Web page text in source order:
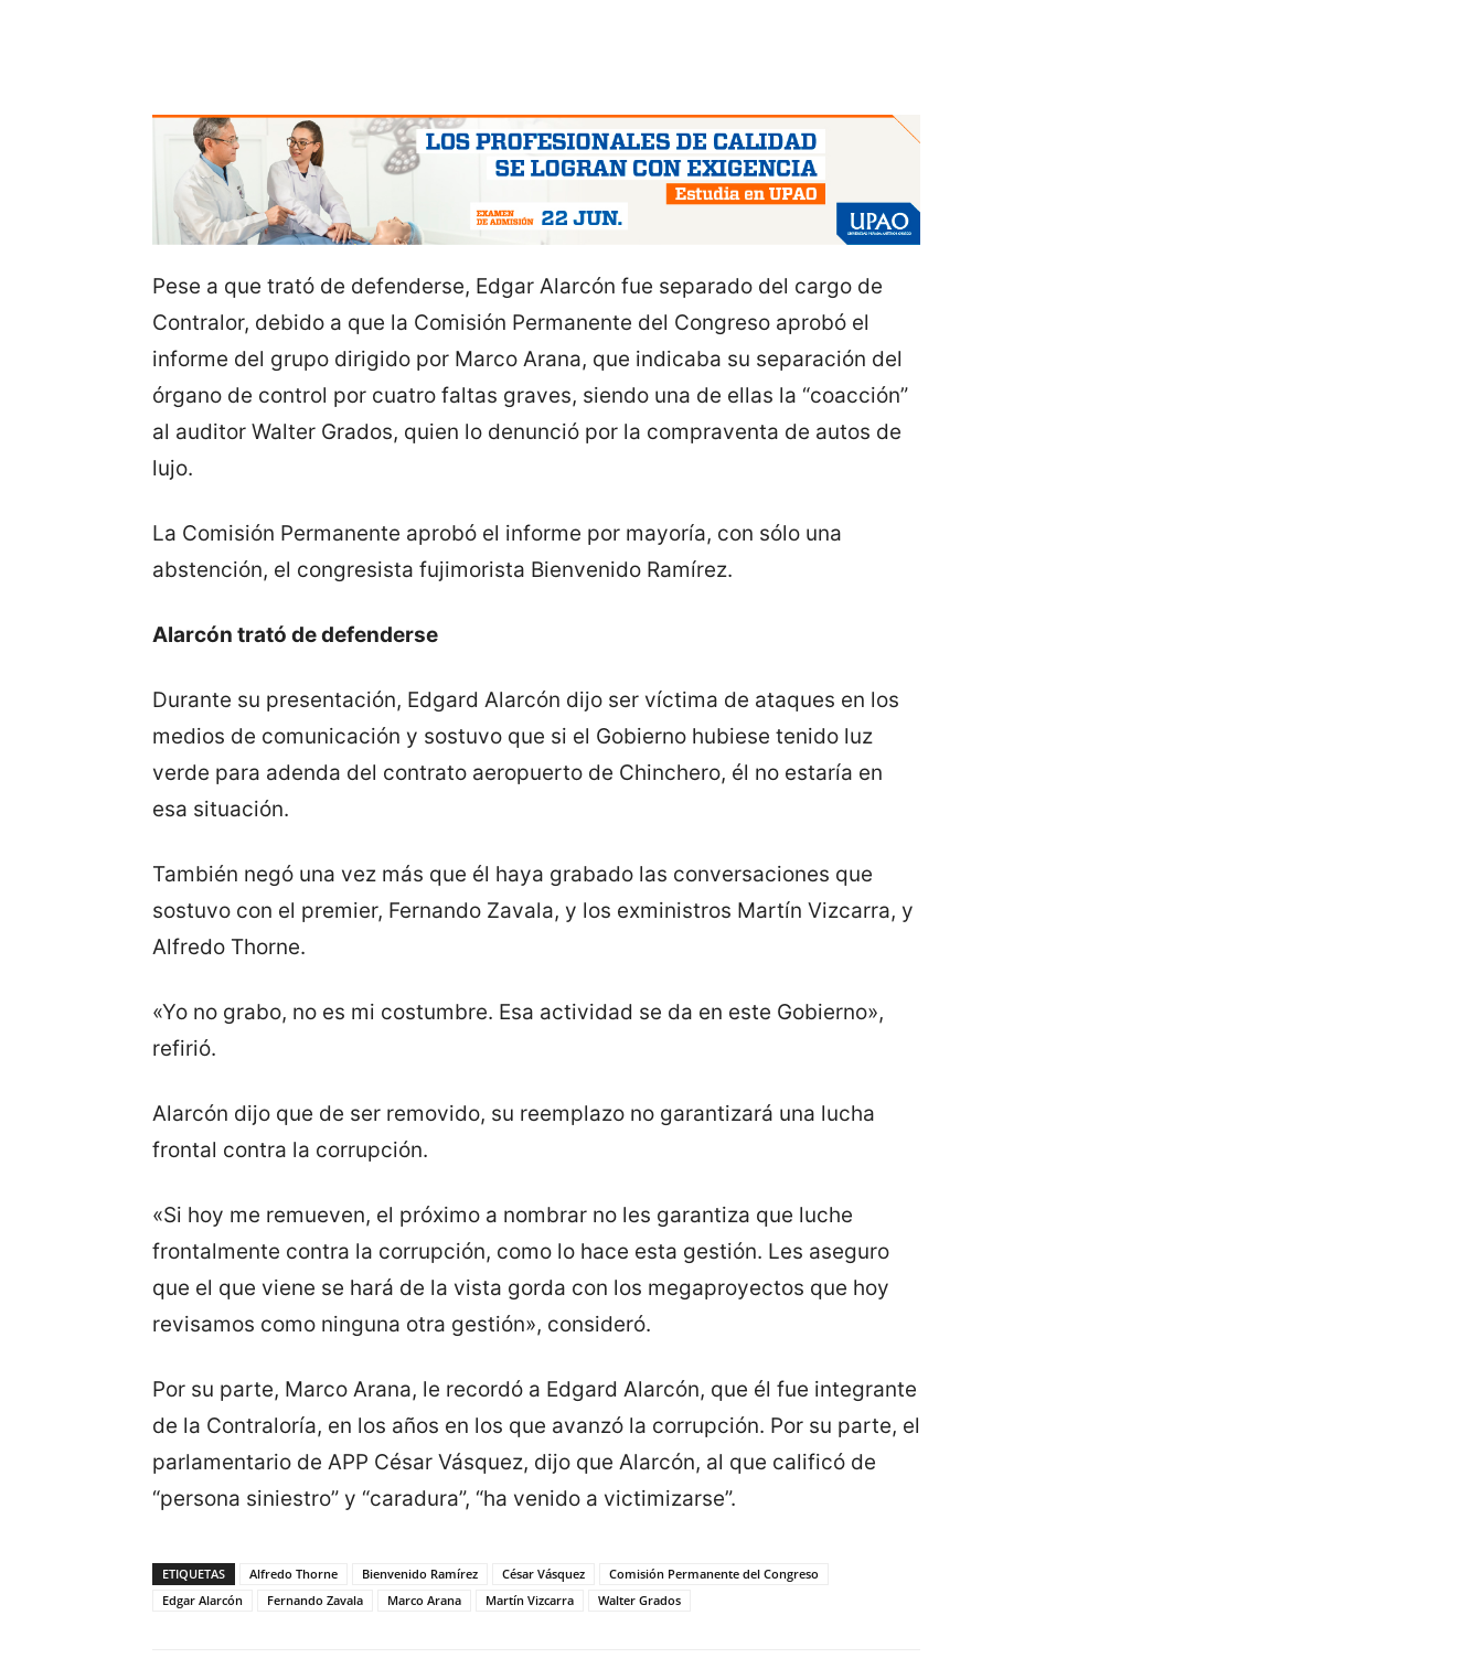
Pese a que trató de defenderse, Edgar Alarcón fue separado del cargo de
Contralor, debido a que la Comisión Permanente del Congreso aprobó el
informe del grupo dirigido por Marco Arana, que indicaba su separación del
órgano de control por cuatro faltas graves, siendo una de ellas la “coacción”
al auditor Walter Grados, quien lo denunció por la compraventa de autos de
lujo.
La Comisión Permanente aprobó el informe por mayoría, con sólo una
abstención, el congresista fujimorista Bienvenido Ramírez.
Alarcón trató de defenderse
Durante su presentación, Edgard Alarcón dijo ser víctima de ataques en los
medios de comunicación y sostuvo que si el Gobierno hubiese tenido luz
verde para adenda del contrato aeropuerto de Chinchero, él no estaría en
esa situación.
También negó una vez más que él haya grabado las conversaciones que
sostuvo con el premier, Fernando Zavala, y los exministros Martín Vizcarra, y
Alfredo Thorne.
«Yo no grabo, no es mi costumbre. Esa actividad se da en este Gobierno»,
refirió.
Alarcón dijo que de ser removido, su reemplazo no garantizará una lucha
frontal contra la corrupción.
«Si hoy me remueven, el próximo a nombrar no les garantiza que luche
frontalmente contra la corrupción, como lo hace esta gestión. Les aseguro
que el que viene se hará de la vista gorda con los megaproyectos que hoy
revisamos como ninguna otra gestión», consideró.
Por su parte, Marco Arana, le recordó a Edgard Alarcón, que él fue integrante
de la Contraloría, en los años en los que avanzó la corrupción. Por su parte, el
parlamentario de APP César Vásquez, dijo que Alarcón, al que calificó de
“persona siniestro” y “caradura”, “ha venido a victimizarse”.
ETIQUETAS Alfredo Thorne Bienvenido Ramírez César Vásquez
Comisión Permanente del Congreso
Edgar Alarcón
Fernando Zavala Marco Arana Martín Vizcarra Walter Grados